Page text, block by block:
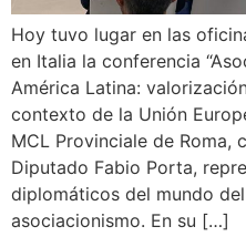
Hoy tuvo lugar en las
en Italia la conferencia
América Latina:
contexto de la Unión
MCL Provinciale de Roma,
Diputado Fabio Porta,
diplomáticos del mundo
asociacionismo. En su […]